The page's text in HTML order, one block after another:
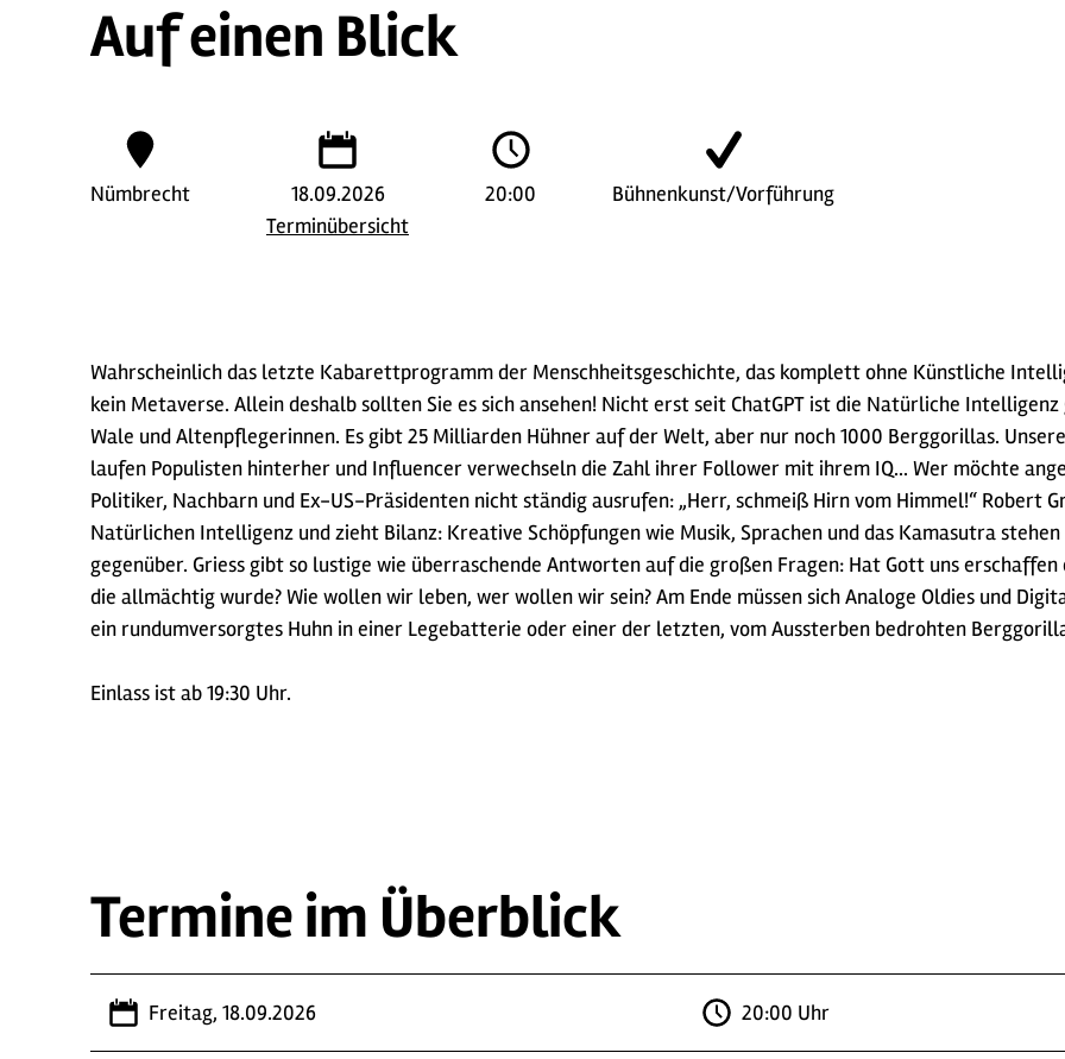
Auf einen Blick
Nümbrecht
18.09.2026
Terminübersicht
20:00 Bühnenkunst/Vorführung
Wahrscheinlich das letzte Kabarettprogramm der Menschheitsgeschichte, das komplett ohne Künstliche
kein Metaverse. Allein deshalb sollten Sie es sich ansehen! Nicht erst seit ChatGPT ist die Natürliche
Wale und Altenpflegerinnen. Es gibt 25 Milliarden Hühner auf der Welt, aber nur noch 1000 Berggorillas.
laufen Populisten hinterher und Influencer verwechseln die Zahl ihrer Follower mit ihrem IQ… Wer möchte
Politiker, Nachbarn und Ex-US-Präsidenten nicht ständig ausrufen: „Herr, schmeiß Hirn vom Himmel!“ Robert
Natürlichen Intelligenz und zieht Bilanz: Kreative Schöpfungen wie Musik, Sprachen und das Kamasutra
gegenüber. Griess gibt so lustige wie überraschende Antworten auf die großen Fragen: Hat Gott uns
die allmächtig wurde? Wie wollen wir leben, wer wollen wir sein? Am Ende müssen sich Analoge Oldies und
ein rundumversorgtes Huhn in einer Legebatterie oder einer der letzten, vom Aussterben bedrohten
Einlass ist ab 19:30 Uhr.
Termine im Überblick
Freitag, 18.09.2026 20:00 Uhr